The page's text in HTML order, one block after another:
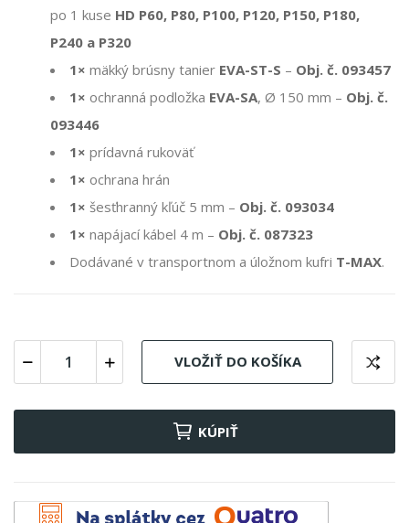
po 1 kuse HD P60, P80, P100, P120, P150, P180,
P240 a P320
1× mäkký brúsny tanier EVA-ST-S – Obj. č. 093457
1× ochranná podložka EVA-SA, Ø 150 mm – Obj. č.
093446
1× prídavná rukoväť
1× ochrana hrán
1× šesťhranný kľúč 5 mm – Obj. č. 093034
1× napájací kábel 4 m – Obj. č. 087323
Dodávané v transportnom a úložnom kufri T-MAX.
VLOŽIŤ DO KOŠÍKA
KÚPIŤ